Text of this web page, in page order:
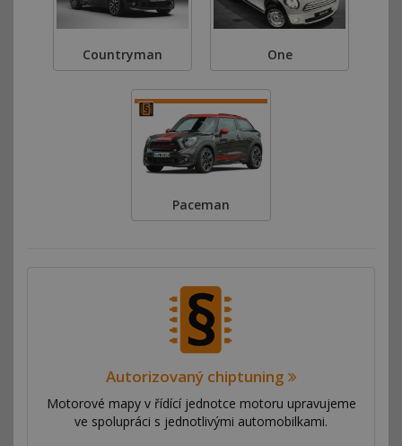
Countryman One
Paceman
Autorizovaný chiptuning
Motorové mapy v řídící jednotce motoru upravujeme
ve spolupráci s jednotlivými automobilkami.